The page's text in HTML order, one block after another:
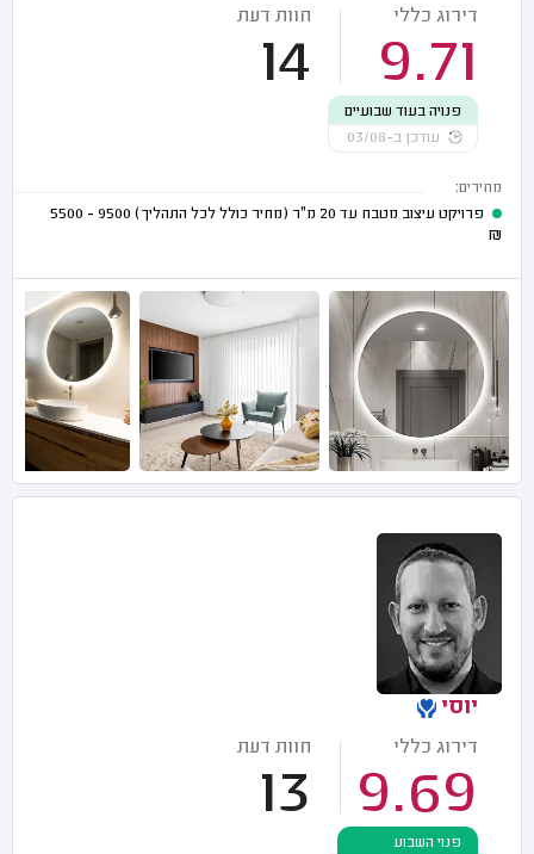
דירוג כללי
9.71
חוות דעת
14
פנויה בעוד שבועיים
עודכן ב-03/08
מחירים:
פרויקט עיצוב מטבח עד 20 מ"ר (מחיר כולל לכל התהליך)
9500 - 5500
₪
יוסי
דירוג כללי
9.69
חוות דעת
13
פנוי השבוע